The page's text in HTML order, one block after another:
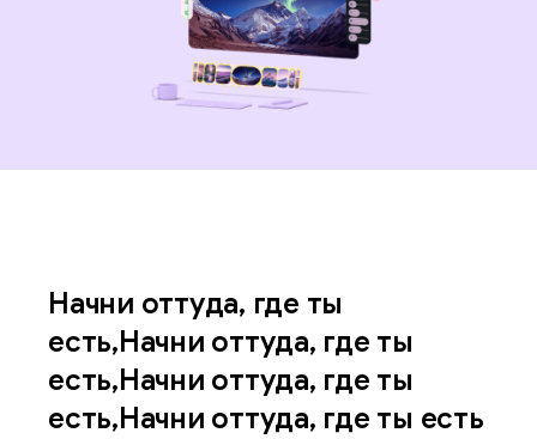
Начни оттуда, где ты
есть,Начни оттуда, где ты
есть,Начни оттуда, где ты
есть,Начни оттуда, где ты есть